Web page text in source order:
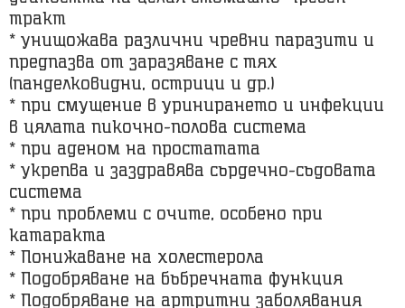
тракт
* унищожава различни чревни паразити и
предпазва от заразяване с тях
(панделковидни, острици и др.)
* при смущение в уринирането и инфекции
в цялата пикочно-полова система
* при аденом на простатата
* укрепва и заздравява сърдечно-съдовата
система
* при проблеми с очите, особено при
катаракта
* Понижаване на холестерола
* Подобряване на бъбречната функция
* Подобряване на артритни заболявания